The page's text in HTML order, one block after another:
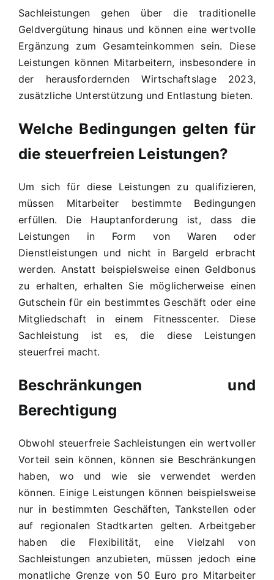
Sachleistungen gehen über die traditionelle
Geldvergütung hinaus und können eine wertvolle
Ergänzung zum Gesamteinkommen sein. Diese
Leistungen können Mitarbeitern, insbesondere in
der herausfordernden Wirtschaftslage 2023,
zusätzliche Unterstützung und Entlastung bieten.
Welche Bedingungen gelten für
die steuerfreien Leistungen?
Um sich für diese Leistungen zu qualifizieren,
müssen Mitarbeiter bestimmte Bedingungen
erfüllen. Die Hauptanforderung ist, dass die
Leistungen in Form von Waren oder
Dienstleistungen und nicht in Bargeld erbracht
werden. Anstatt beispielsweise einen Geldbonus
zu erhalten, erhalten Sie möglicherweise einen
Gutschein für ein bestimmtes Geschäft oder eine
Mitgliedschaft in einem Fitnesscenter. Diese
Sachleistung ist es, die diese Leistungen
steuerfrei macht.
Beschränkungen und
Berechtigung
Obwohl steuerfreie Sachleistungen ein wertvoller
Vorteil sein können, können sie Beschränkungen
haben, wo und wie sie verwendet werden
können. Einige Leistungen können beispielsweise
nur in bestimmten Geschäften, Tankstellen oder
auf regionalen Stadtkarten gelten. Arbeitgeber
haben die Flexibilität, eine Vielzahl von
Sachleistungen anzubieten, müssen jedoch eine
monatliche Grenze von 50 Euro pro Mitarbeiter